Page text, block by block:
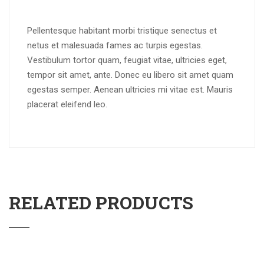
Pellentesque habitant morbi tristique senectus et
netus et malesuada fames ac turpis egestas.
Vestibulum tortor quam, feugiat vitae, ultricies eget,
tempor sit amet, ante. Donec eu libero sit amet quam
egestas semper. Aenean ultricies mi vitae est. Mauris
placerat eleifend leo.
RELATED PRODUCTS